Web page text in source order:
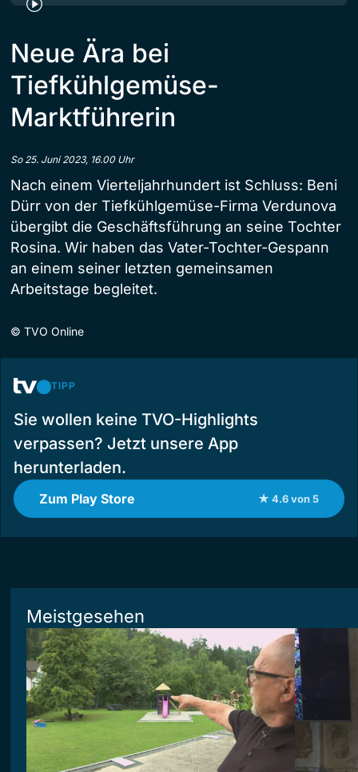
Neue Ära bei
Tiefkühlgemüse-
Marktführerin
So 25. Juni 2023, 16.00 Uhr
Nach einem Vierteljahrhundert ist Schluss: Beni
Dürr von der Tiefkühlgemüse-Firma Verdunova
übergibt die Geschäftsführung an seine Tochter
Rosina. Wir haben das Vater-Tochter-Gespann
an einem seiner letzten gemeinsamen
Arbeitstage begleitet.
© TVO Online
TIPP
Sie wollen keine TVO-Highlights
verpassen? Jetzt unsere App
herunterladen.
Zum Play Store ★ 4.6 von 5
Meistgesehen